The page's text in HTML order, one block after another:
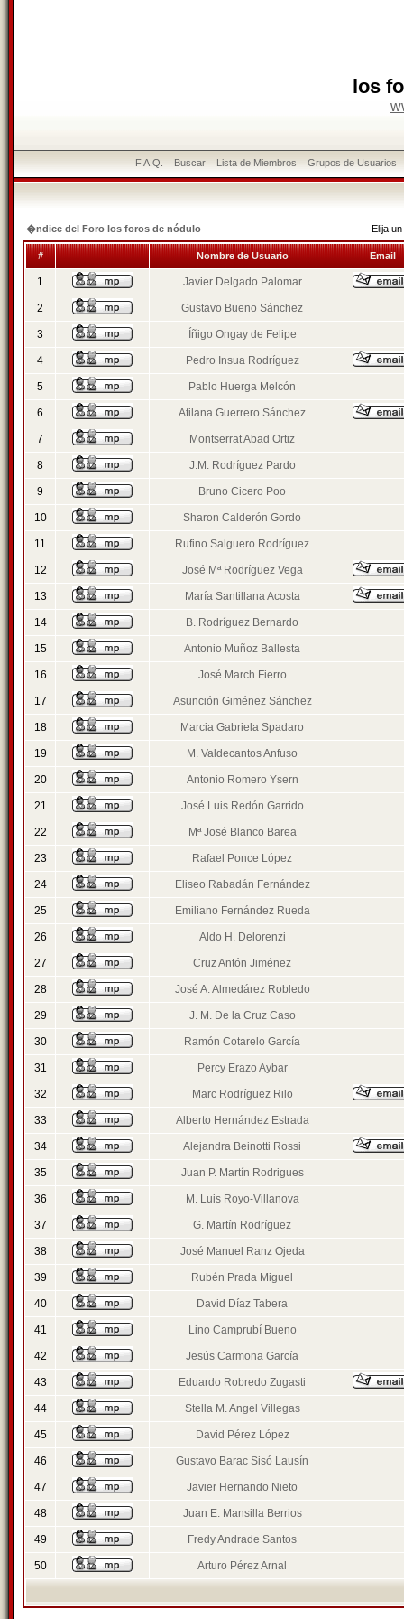
los
F.A.Q. Buscar Lista de Miembros Grupos de Usuarios
�ndice del Foro los foros de nódulo Elija
# Nombre de Usuario Email
1 Javier Delgado Palomar
2 Gustavo Bueno Sánchez
3 Íñigo Ongay de Felipe
4 Pedro Insua Rodríguez
5 Pablo Huerga Melcón
6 Atilana Guerrero Sánchez
7 Montserrat Abad Ortiz
8 J.M. Rodríguez Pardo
9 Bruno Cicero Poo
10 Sharon Calderón Gordo
11 Rufino Salguero Rodríguez
12 José Mª Rodríguez Vega
13 María Santillana Acosta
14 B. Rodríguez Bernardo
15 Antonio Muñoz Ballesta
16 José March Fierro
17 Asunción Giménez Sánchez
18 Marcia Gabriela Spadaro
19 M. Valdecantos Anfuso
20 Antonio Romero Ysern
21 José Luis Redón Garrido
22 Mª José Blanco Barea
23 Rafael Ponce López
24 Eliseo Rabadán Fernández
25 Emiliano Fernández Rueda
26 Aldo H. Delorenzi
27 Cruz Antón Jiménez
28 José A. Almedárez Robledo
29 J. M. De la Cruz Caso
30 Ramón Cotarelo García
31 Percy Erazo Aybar
32 Marc Rodríguez Rilo
33 Alberto Hernández Estrada
34 Alejandra Beinotti Rossi
35 Juan P. Martín Rodrigues
36 M. Luis Royo-Villanova
37 G. Martín Rodríguez
38 José Manuel Ranz Ojeda
39 Rubén Prada Miguel
40 David Díaz Tabera
41 Lino Camprubí Bueno
42 Jesús Carmona García
43 Eduardo Robredo Zugasti
44 Stella M. Angel Villegas
45 David Pérez López
46 Gustavo Barac Sisó Lausín
47 Javier Hernando Nieto
48 Juan E. Mansilla Berrios
49 Fredy Andrade Santos
50 Arturo Pérez Arnal